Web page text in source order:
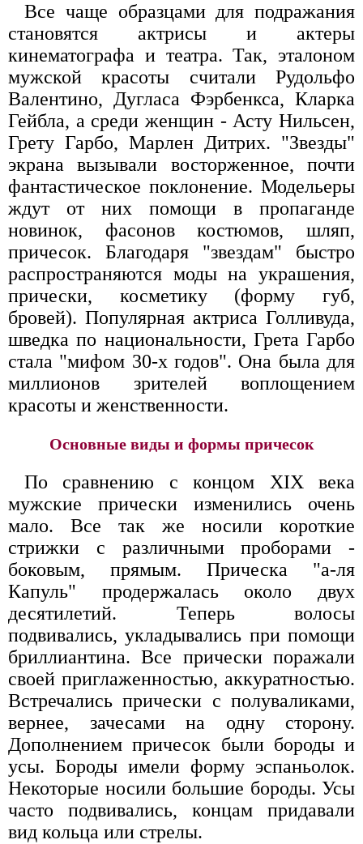
Все чаще образцами для подражания
становятся актрисы и актеры
кинематографа и театра. Так, эталоном
мужской красоты считали Рудольфо
Валентино, Дугласа Фэрбенкса, Кларка
Гейбла, а среди женщин - Асту Нильсен,
Грету Гарбо, Марлен Дитрих. "Звезды"
экрана вызывали восторженное, почти
фантастическое поклонение. Модельеры
ждут от них помощи в пропаганде
новинок, фасонов костюмов, шляп,
причесок. Благодаря "звездам" быстро
распространяются моды на украшения,
прически, косметику (форму губ,
бровей). Популярная актриса Голливуда,
шведка по национальности, Грета Гарбо
стала "мифом 30-х годов". Она была для
миллионов зрителей воплощением
красоты и женственности.
Основные виды и формы причесок
По сравнению с концом XIX века
мужские прически изменились очень
мало. Все так же носили короткие
стрижки с различными проборами -
боковым, прямым. Прическа "а-ля
Капуль" продержалась около двух
десятилетий. Теперь волосы
подвивались, укладывались при помощи
бриллиантина. Все прически поражали
своей приглаженностью, аккуратностью.
Встречались прически с полуваликами,
вернее, зачесами на одну сторону.
Дополнением причесок были бороды и
усы. Бороды имели форму эспаньолок.
Некоторые носили большие бороды. Усы
часто подвивались, концам придавали
вид кольца или стрелы.